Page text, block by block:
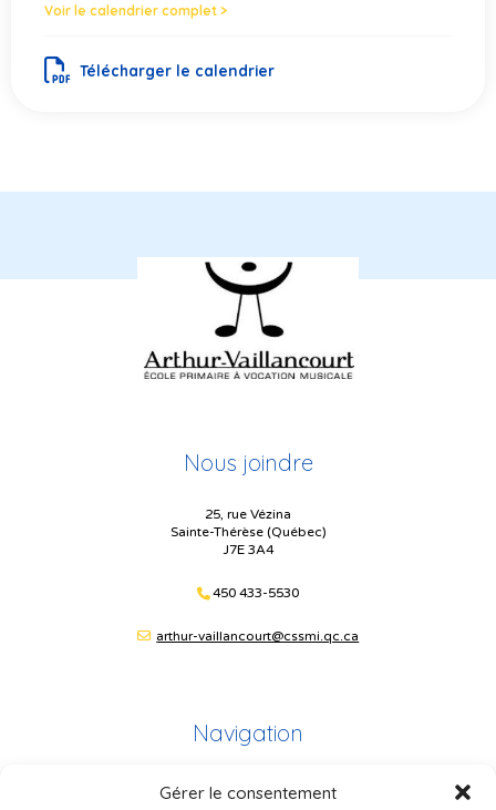
Gérer le consentement
Voir le calendrier complet >
Télécharger le calendrier
Nous joindre
25, rue Vézina
Sainte-Thérèse (Québec)
J7E 3A4
450 433-5530
arthur-vaillancourt@cssmi.qc.ca
Navigation
Plan du site